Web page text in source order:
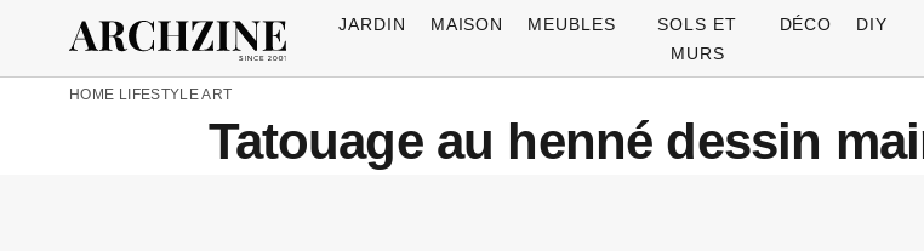
JARDIN MAISON MEUBLES
SOLS ET
MURS
DÉCO DIY
HOME LIFESTYLEART
Tatouage au henné dessin